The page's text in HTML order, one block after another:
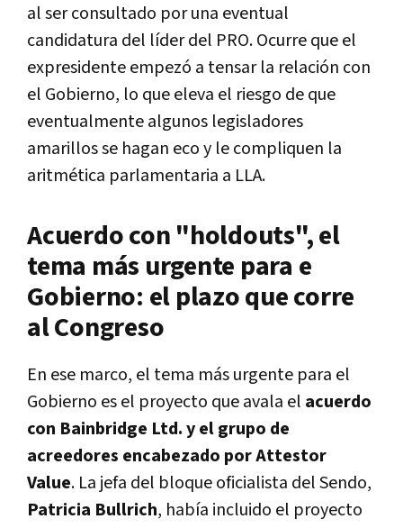
al ser consultado por una eventual
candidatura del líder del PRO. Ocurre que el
expresidente empezó a tensar la relación con
el Gobierno, lo que eleva el riesgo de que
eventualmente algunos legisladores
amarillos se hagan eco y le compliquen la
aritmética parlamentaria a LLA.
Acuerdo con "holdouts", el
tema más urgente para e
Gobierno: el plazo que corre
al Congreso
En ese marco, el tema más urgente para el
Gobierno es el proyecto que avala el acuerdo
con Bainbridge Ltd. y el grupo de
acreedores encabezado por Attestor
Value. La jefa del bloque oficialista del Sendo,
Patricia Bullrich, había incluido el proyecto